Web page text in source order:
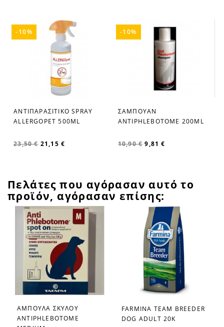
favorite_border
ΑΝΤΙΠΑΡΑΣΙΤΙΚΟ SPRAY
ALLERGOPET 500ML
23,50 € 21,15 €
-10%
favorite_border
ΣΑΜΠΟΥΑΝ
ANTIPHLEBOTOME 200ML
10,90 € 9,81 €
-10%
Πελάτες που αγόρασαν αυτό το
προϊόν, αγόρασαν επίσης:
favorite_border
ΑΜΠΟΥΛΑ ΣΚΥΛΟΥ
ANTIPHLEBOTOME
favorite_border
FARMINA TEAM BREEDER
DOG ADULT 20K